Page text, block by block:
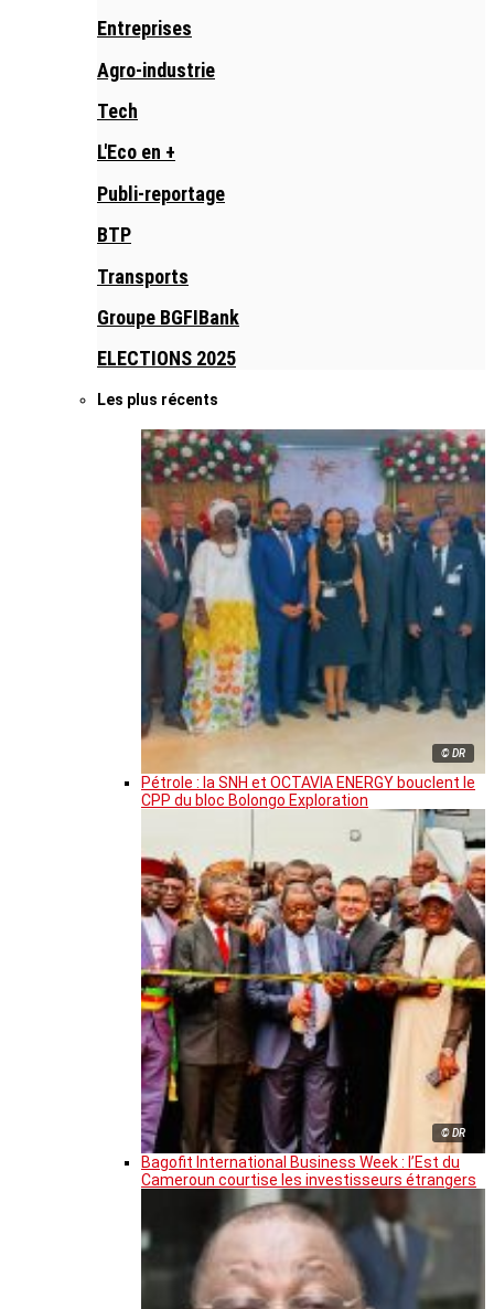
Entreprises
Agro-industrie
Tech
L'Eco en +
Publi-reportage
BTP
Transports
Groupe BGFIBank
ELECTIONS 2025
Les plus récents
© DR
Pétrole : la SNH et OCTAVIA ENERGY bouclent le
CPP du bloc Bolongo Exploration
© DR
Bagofit International Business Week : l’Est du
Cameroun courtise les investisseurs étrangers